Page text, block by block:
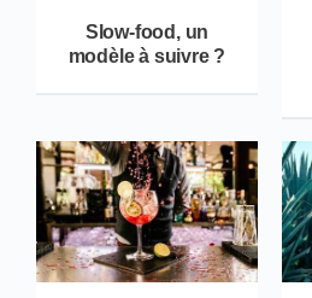
Slow-food, un
modèle à suivre ?